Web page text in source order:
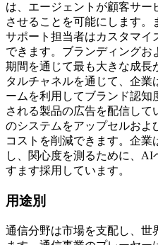
は、エージェントが顧客サー
させることを可能にします。
サポート担当者はカスタマイ
できます。ブランディングお
期間を通じて最も大きな成長
タルチャネルを通じて、企業
ームを利用してブランド認知
される製品の広告を配信して
のシステムをアップセルおよ
コストを削減できます。企
し、関心度を測るために、AI
すます採用しています。
用途別
通信分野は市場を支配し、世